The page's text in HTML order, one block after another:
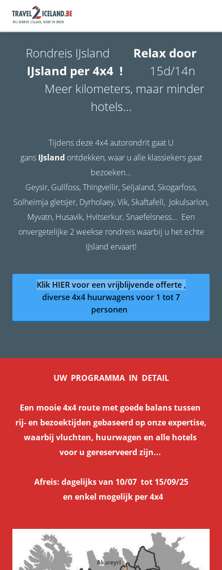
Rondreis IJsland
Relax door
IJsland per 4x4 !
15d/14n
Meer kilometers, maar minder
hotels...
Tijdens deze 4x4 autorondrit gaat U
gans IJsland ontdekken, waar u alle klassiekers gaat
bezoeken...
Geysir, Gullfoss, Thingvellir, Seljaland, Skogarfoss,
Solheimja gletsjer, Dyrholaey, Vik, Skaftafell, Jokulsarlon,
Myvatn, Husavik, Hvitserkur, Snaefelsness... Een
onvergetelijke 2 weekse rondreis waarbij u het echte
IJsland ervaart!
Klik HIER voor een vrijblijvende offerte ,
diverse 4x4 huurwagens voor 1 tot 7
personen
UW PROGRAMMA IN DETAIL
Een mooie 4x4 route met goede balans tussen
rij- en bezoektijden gebaseerd op onze expertise,
waarbij vluchten, huurwagen en alle hotels
voor u gereserveerd zijn...
Afreis: dagelijks van 10/07 tot 15/09/25
en enkel mogelijk per 4x4